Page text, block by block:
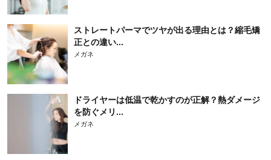
ストレートパーマでツヤが出る理由とは？縮毛矯
正との違い...
メガネ
ドライヤーは低温で乾かすのが正解？熱ダメージ
を防ぐメリ...
メガネ